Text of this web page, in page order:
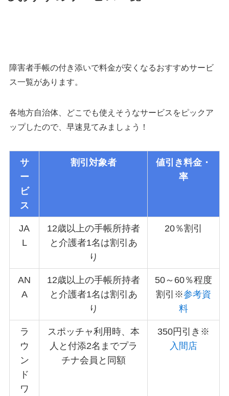
障害者手帳の付き添いで料金が安くなるおすすめサービ
ス一覧があります。
各地方自治体、どこでも使えそうなサービスをピックア
ップしたので、早速見てみましょう！
サ
ー
ビ
ス
割引対象者
値引き料金・
率
JA
L
12歳以上の手帳所持者
と介護者1名は割引あ
り
20％割引
AN
A
12歳以上の手帳所持者
と介護者1名は割引あ
り
50～60％程度
割引※参考資
料
ラ
ウ
ン
ド
ワ
スポッチャ利用時、本
人と付添2名までプラ
チナ会員と同額
350円引き※
入間店